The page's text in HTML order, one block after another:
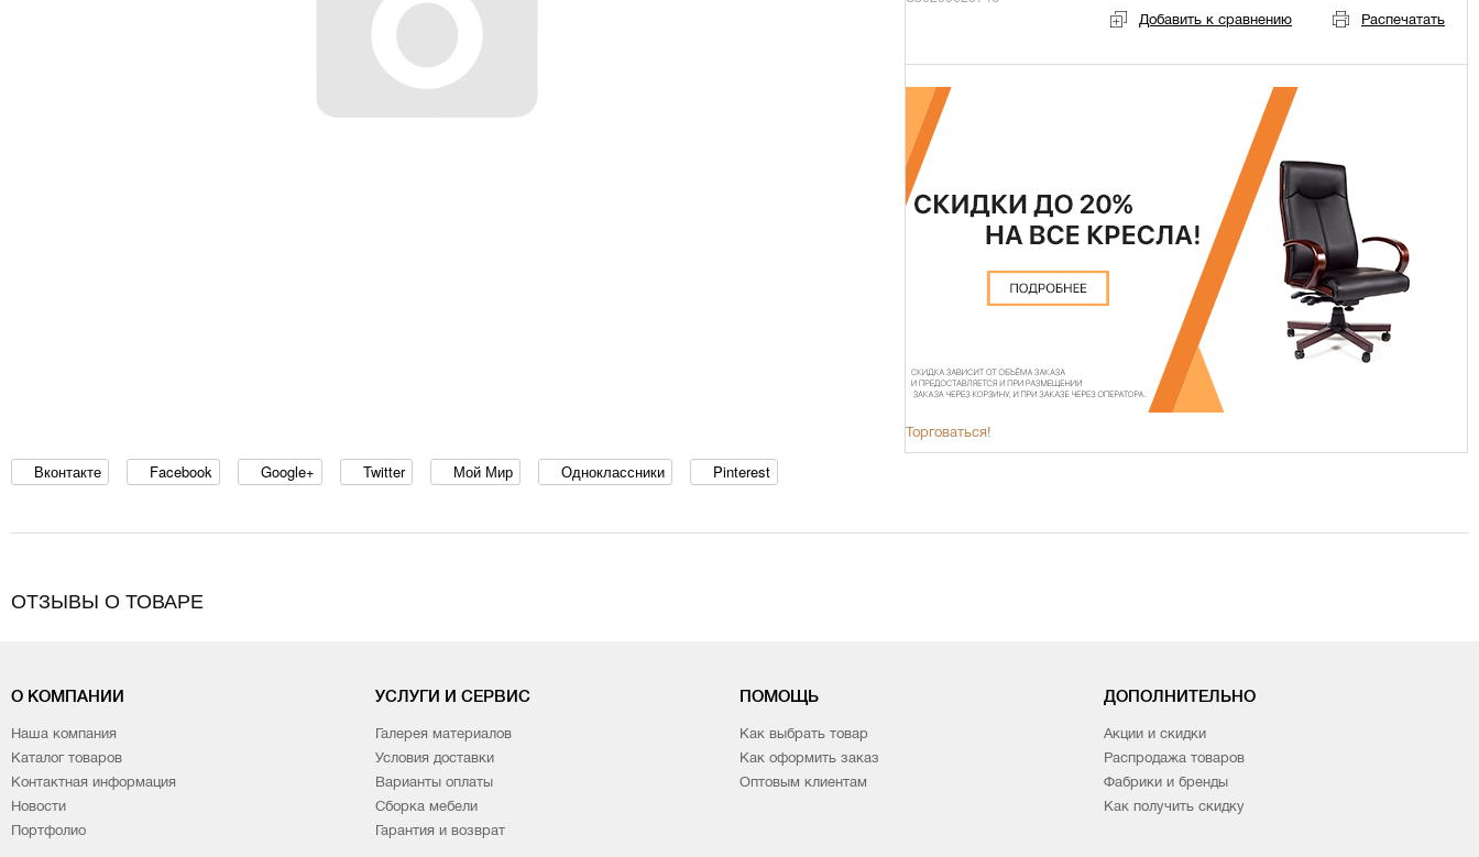
Добавить к сравнению Распечатать
Торговаться!
Вконтакте Facebook Google+ Twitter Мой Мир Одноклассники Pinterest
ОТЗЫВЫ О ТОВАРЕ
О КОМПАНИИ
Наша компания
Каталог товаров
Контактная информация
Новости
Портфолио
УСЛУГИ И СЕРВИС
Галерея материалов
Условия доставки
Варианты оплаты
Сборка мебели
Гарантия и возврат
ПОМОЩЬ
Как выбрать товар
Как оформить заказ
Оптовым клиентам
ДОПОЛНИТЕЛЬНО
Акции и скидки
Распродажа товаров
Фабрики и бренды
Как получить скидку